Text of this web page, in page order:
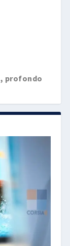
profondo